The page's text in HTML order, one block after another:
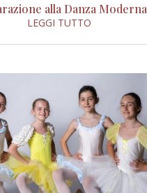
alla Danza Moderna
LEGGI TUTTO